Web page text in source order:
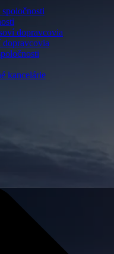
dopravcovia
kancelárie